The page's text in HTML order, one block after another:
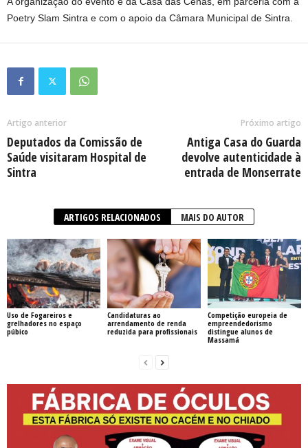
Poetry Slam Sintra e com o apoio da Câmara Municipal de Sintra.
Artigo anterior
Deputados da Comissão de
Saúde visitaram Hospital de
Sintra
Próximo artigo
Antiga Casa do Guarda
devolve autenticidade à
entrada de Monserrate
ARTIGOS RELACIONADOS MAIS DO AUTOR
Uso de Fogareiros e
grelhadores no espaço
púbico
Candidaturas ao
arrendamento de renda
reduzida para profissionais
Competição europeia de
empreendedorismo
distingue alunos de
Massamá